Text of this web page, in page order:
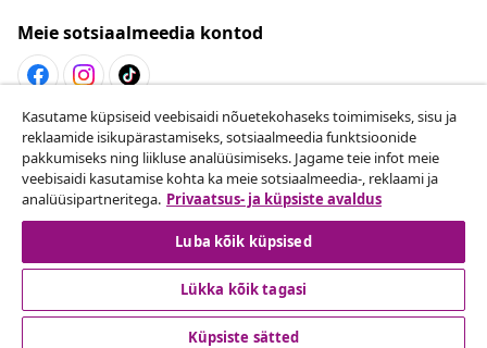
Meie sotsiaalmeedia kontod
Lepingust taganemine
Esita oma tellimuse kohta tagastamissoov.
Lepingust taganemine
Klienditeenindus
Kasutame küpsiseid veebisaidi nõuetekohaseks toimimiseks, sisu ja
reklaamide isikupärastamiseks, sotsiaalmeedia funktsioonide
pakkumiseks ning liikluse analüüsimiseks. Jagame teie infot meie
veebisaidi kasutamise kohta ka meie sotsiaalmeedia-, reklaami ja
analüüsipartneritega. Privaatsus- ja küpsiste avaldus
Luba kõik küpsised
Lükka kõik tagasi
Küpsiste sätted